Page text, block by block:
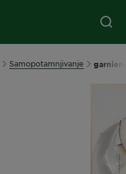
Samopotamnjivanje